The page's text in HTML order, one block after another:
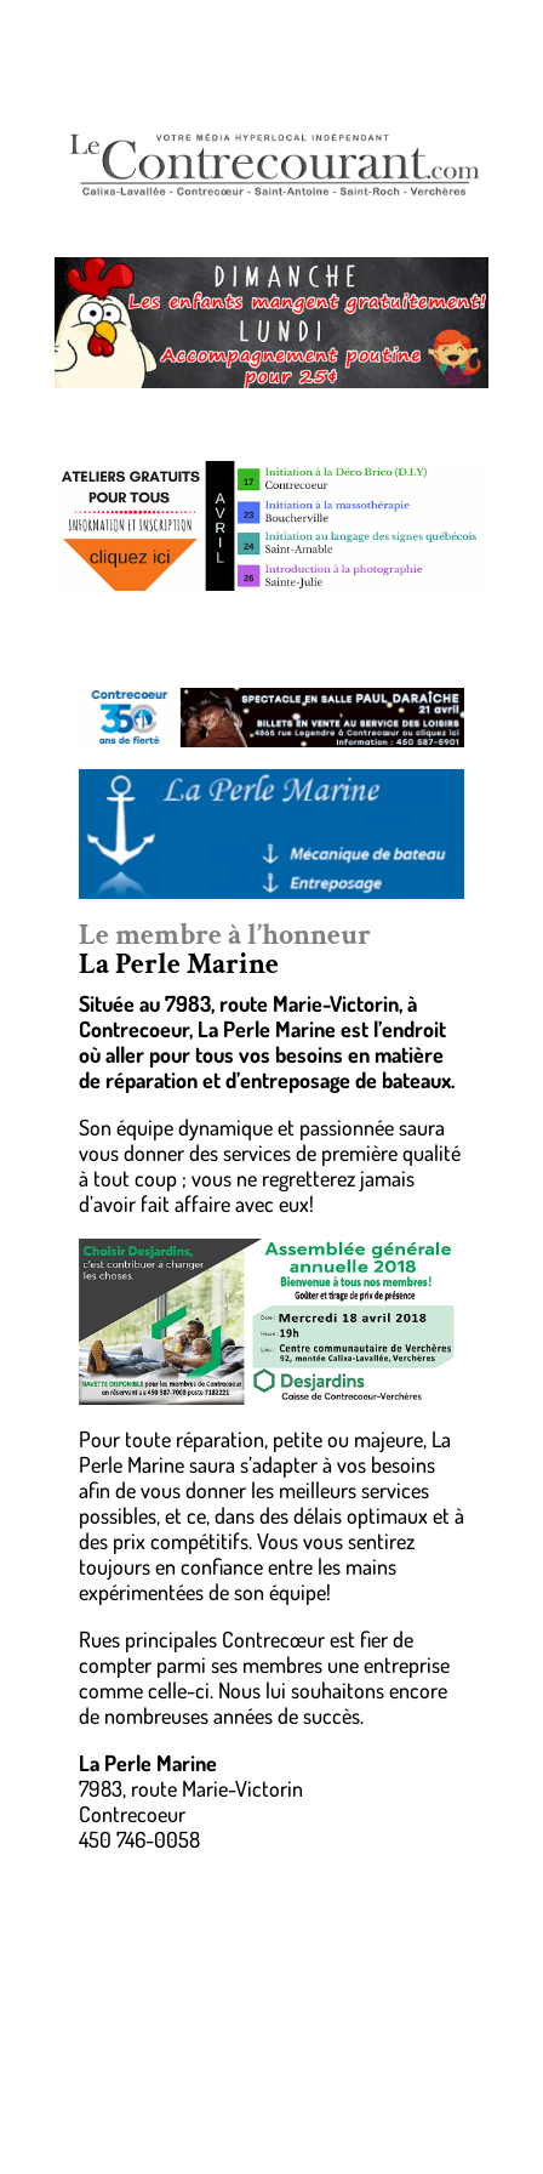
Le membre à l’honneur
La Perle Marine
Située au 7983, route Marie-Victorin, à
Contrecoeur, La Perle Marine est l’endroit
où aller pour tous vos besoins en matière
de réparation et d’entreposage de bateaux.
Son équipe dynamique et passionnée saura
vous donner des services de première qualité
à tout coup ; vous ne regretterez jamais
d’avoir fait affaire avec eux!
Pour toute réparation, petite ou majeure, La
Perle Marine saura s’adapter à vos besoins
afin de vous donner les meilleurs services
possibles, et ce, dans des délais optimaux et à
des prix compétitifs. Vous vous sentirez
toujours en confiance entre les mains
expérimentées de son équipe!
Rues principales Contrecœur est fier de
compter parmi ses membres une entreprise
comme celle-ci. Nous lui souhaitons encore
de nombreuses années de succès.
La Perle Marine
7983, route Marie-Victorin
Contrecoeur
450 746-0058